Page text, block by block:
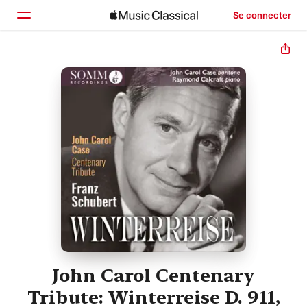
Se connecter
Accueil
John Carol Centenary
Tribute: Winterreise D. 911,